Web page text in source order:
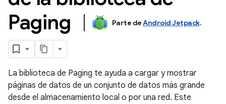
Paging
Parte deAndroid Jetpack.
La biblioteca de Paging te ayuda a cargar y mostrar
páginas de datos de un conjunto de datos más grande
desde el almacenamiento local o por una red. Este